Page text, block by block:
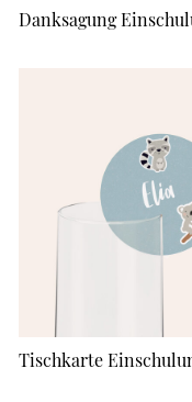
Danksagung
Tischkarte